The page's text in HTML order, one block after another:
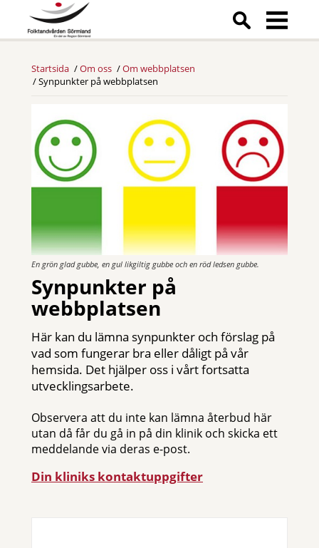
Startsida Om oss
Om webbplatsen
Synpunkter på webbplatsen
En grön glad gubbe, en gul likgiltig gubbe och en röd ledsen gubbe.
Synpunkter på
webbplatsen
Här kan du lämna synpunkter och förslag på
vad som fungerar bra eller dåligt på vår
hemsida. Det hjälper oss i vårt fortsatta
utvecklingsarbete.
Observera att du inte kan lämna återbud här
utan då får du gå in på din klinik och skicka ett
meddelande via deras e-post.
Din kliniks kontaktuppgifter